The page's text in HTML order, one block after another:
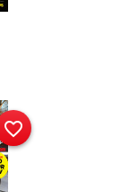
favorite_border